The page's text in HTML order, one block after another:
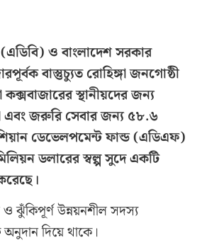
ও বাংলাদেশ সরকার
বাস্তুচ্যুত রোহিঙ্গা জনগোষ্ঠী
স্থানীয়দের জন্য
জরুরি সেবার জন্য ৫৮.৬
ডেভেলপমেন্ট ফান্ড (এডিএফ)
ডলারের স্বল্প সুদে একটি
ও ঝুঁকিপূর্ণ উন্নয়নশীল সদস্য
দিয়ে থাকে।